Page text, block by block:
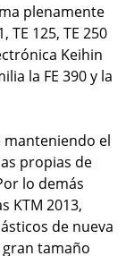
plenamente
TE 125, TE 250
Keihin
la FE 390 y la
manteniendo el
propias de
lo demás
KTM 2013,
de nueva
tamaño